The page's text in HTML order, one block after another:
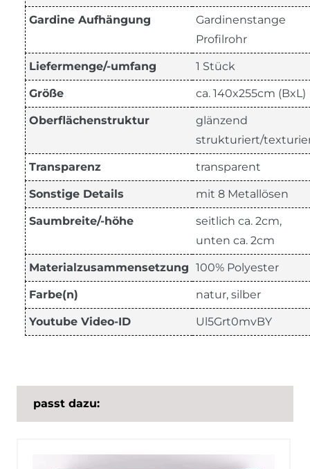
Gardine Aufhängung
Gardinenstange
Profilrohr
Liefermenge/-umfang 1 Stück
Größe ca. 140x255cm (BxL)
Oberflächenstruktur
glänzend
strukturiert/
Transparenz transparent
Sonstige Details mit 8 Metallösen
Saumbreite/-höhe
seitlich ca. 2cm,
unten ca. 2cm
Materialzusammensetzung 100% Polyester
Farbe(n) natur, silber
Youtube Video-ID Ul5Grt0mvBY
passt dazu: